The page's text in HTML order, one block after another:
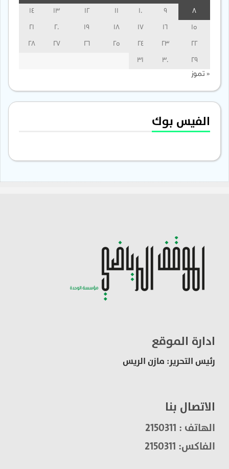
13
14
15
16
17
18
19
20
21
22
23
24
25
26
27
28
29
30
31
« تموز
الفيس بوك
ادارة الموقع
رئيس التحرير: مازن الريس
الاتصال بنا
الهاتف : 2150311
الفاكس: 2150311